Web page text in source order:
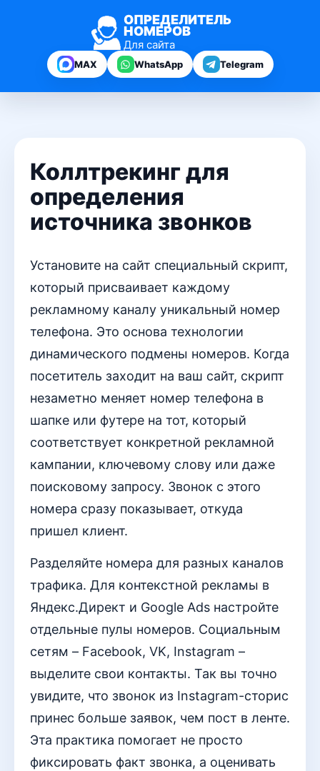
ОПРЕДЕЛИТЕЛЬ
НОМЕРОВ
Для сайта
MAX WhatsApp Telegram
Коллтрекинг для
определения
источника звонков
Установите на сайт специальный скрипт,
который присваивает каждому
рекламному каналу уникальный номер
телефона. Это основа технологии
динамического подмены номеров. Когда
посетитель заходит на ваш сайт, скрипт
незаметно меняет номер телефона в
шапке или футере на тот, который
соответствует конкретной рекламной
кампании, ключевому слову или даже
поисковому запросу. Звонок с этого
номера сразу показывает, откуда
пришел клиент.
Разделяйте номера для разных каналов
трафика. Для контекстной рекламы в
Яндекс.Директ и Google Ads настройте
отдельные пулы номеров. Социальным
сетям – Facebook, VK, Instagram –
выделите свои контакты. Так вы точно
увидите, что звонок из Instagram-сторис
принес больше заявок, чем пост в ленте.
Эта практика помогает не просто
фиксировать факт звонка, а оценивать